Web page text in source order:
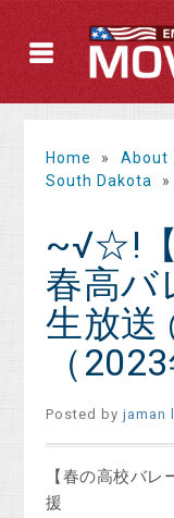
Home » About
South Dakota
»
~√☆!【
春高バ
生放送
（
Posted byjaman
【春の高校バ
援